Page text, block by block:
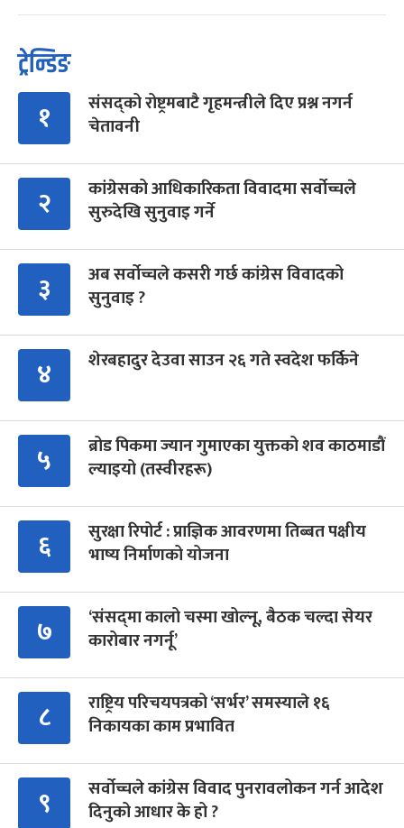
ट्रेन्डिङ
१
संसद्को रोष्ट्रमबाटै गृहमन्त्रीले दिए प्रश्न नगर्न
चेतावनी
२
कांग्रेसको आधिकारिकता विवादमा सर्वोच्चले
सुरुदेखि सुनुवाइ गर्ने
३
अब सर्वोच्चले कसरी गर्छ कांग्रेस विवादको
सुनुवाइ ?
४ शेरबहादुर देउवा साउन २६ गते स्वदेश फर्किने
५
ब्रोड पिकमा ज्यान गुमाएका युक्तको शव काठमाडौं
ल्याइयो (तस्वीरहरू)
६
सुरक्षा रिपोर्ट : प्राज्ञिक आवरणमा तिब्बत पक्षीय
भाष्य निर्माणको योजना
७
‘संसद्‍मा कालो चस्मा खोल्नू, बैठक चल्दा सेयर
कारोबार नगर्नू’
८
राष्ट्रिय परिचयपत्रको ‘सर्भर’ समस्याले १६
निकायका काम प्रभावित
९
सर्वोच्चले कांग्रेस विवाद पुनरावलोकन गर्न आदेश
दिनुको आधार के हो ?